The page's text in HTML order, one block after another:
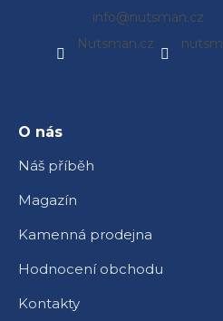
info@nutsman.cz
Nutsman.cz
O nás
Náš příběh
Magazín
Kamenná prodejna
Hodnocení obchodu
Kontakty